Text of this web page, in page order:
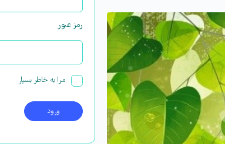
رمز عبور
مرا به خاطر بسپار